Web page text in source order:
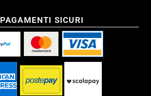
PAGAMENTI SICURI